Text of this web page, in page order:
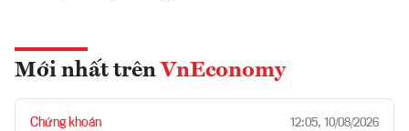
Mới nhất trên VnEconomy
Chứng khoán 12:05, 10/08/2026